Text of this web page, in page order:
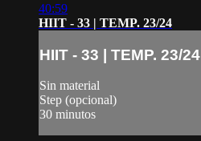
40:59
HIIT - 33 | TEMP. 23/24
HIIT - 33 | TEMP. 23/24
Sin material
Step (opcional)
30 minutos